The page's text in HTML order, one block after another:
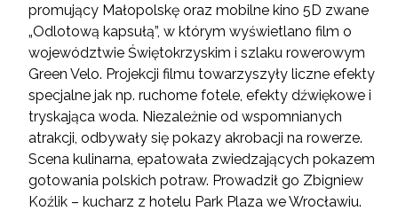
promujący Małopolskę oraz mobilne kino 5D zwane
„Odlotową kapsułą”, w którym wyświetlano film o
województwie Świętokrzyskim i szlaku rowerowym
Green Velo. Projekcji filmu towarzyszyły liczne efekty
specjalne jak np. ruchome fotele, efekty dźwiękowe i
tryskająca woda. Niezależnie od wspomnianych
atrakcji, odbywały się pokazy akrobacji na rowerze.
Scena kulinarna, epatowała zwiedzających pokazem
gotowania polskich potraw. Prowadził go Zbigniew
Koźlik – kucharz z hotelu Park Plaza we Wrocławiu.